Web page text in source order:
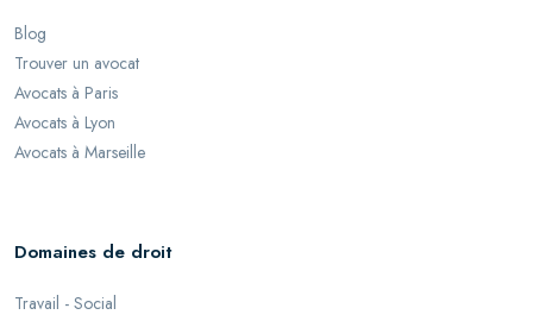
Blog
Trouver un avocat
Avocats à Paris
Avocats à Lyon
Avocats à Marseille
Domaines de droit
Travail - Social